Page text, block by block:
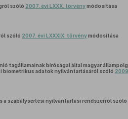
szóló 2007. évi LXXX. törvénymódosítása
szóló 2007. évi LXXXIX. törvénymódosítása
tagállamainak bíróságai által magyar
biometrikus adatok nyilvántartásáról szóló
a szabálysértési nyilvántartási rendszerről szóló